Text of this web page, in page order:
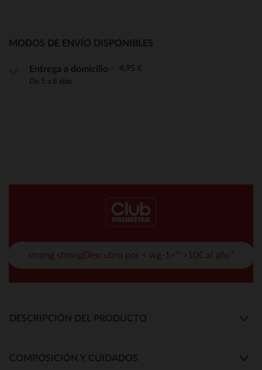
MODOS DE ENVÍO DISPONIBLES
Entrega a domicilio 4,95 €
De 5 a 8 días
strong strongDescubro por < wg-1="">10€ al año*
DESCRIPCIÓN DEL PRODUCTO
COMPOSICIÓN Y CUIDADOS